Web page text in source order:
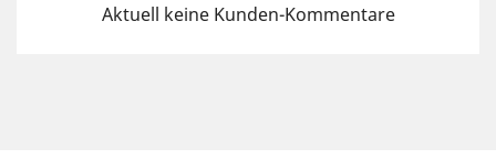
Aktuell keine Kunden-Kommentare